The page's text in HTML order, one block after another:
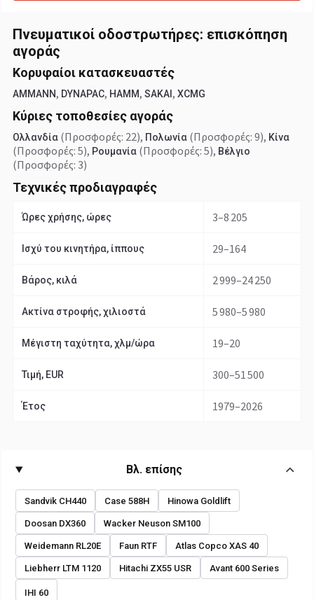
Πνευματικοί οδοστρωτήρες: επισκόπηση
αγοράς
Κορυφαίοι κατασκευαστές
AMMANN, DYNAPAC, HAMM, SAKAI , XCMG
Κύριες τοποθεσίες αγοράς
Ολλανδία (Προσφορές: 22), Πολωνία (Προσφορές: 9), Κίνα
(Προσφορές: 5), Ρουμανία (Προσφορές: 5), Βέλγιο
(Προσφορές: 3)
Τεχνικές προδιαγραφές
Ώρες χρήσης, ώρες 3–8 205
Ισχύ του κινητήρα, ίππους 29–164
Βάρος, κιλά 2 999–24 250
Ακτίνα στροφής, χιλιοστά 5 980–5 980
Μέγιστη ταχύτητα, χλμ/ώρα 19–20
Τιμή, EUR 300–51 500
Έτος 1979–2026
Βλ. επίσης
Sandvik CH440 Case 588H Hinowa Goldlift
Doosan DX360 Wacker Neuson SM100
Weidemann RL20E Faun RTF Atlas Copco XAS 40
Liebherr LTM 1120 Hitachi ZX55 USR Avant 600 Series
IHI 60